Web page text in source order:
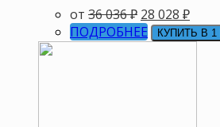
от 36 036₽ 28 028 ₽
ПОДРОБНЕЕ
КУПИТЬ В 1